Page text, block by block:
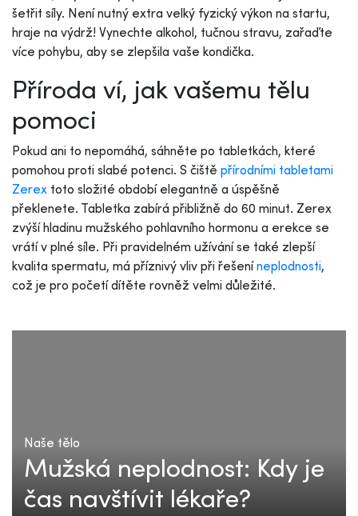
šetřit síly. Není nutný extra velký fyzický výkon na startu,
hraje na výdrž! Vynechte alkohol, tučnou stravu, zařaďte
více pohybu, aby se zlepšila vaše kondička.
Příroda ví, jak vašemu tělu
pomoci
Pokud ani to nepomáhá, sáhněte po tabletkách, které
pomohou proti slabé potenci. S čiště přírodními tabletami
Zerex toto složité období elegantně a úspěšně
překlenete. Tabletka zabírá přibližně do 60 minut. Zerex
zvýší hladinu mužského pohlavního hormonu a erekce se
vrátí v plné síle. Při pravidelném užívání se také zlepší
kvalita spermatu, má příznivý vliv při řešeníneplodnosti,
což je pro početí dítěte rovněž velmi důležité.
Naše tělo
Mužská neplodnost: Kdy je
čas navštívit lékaře?